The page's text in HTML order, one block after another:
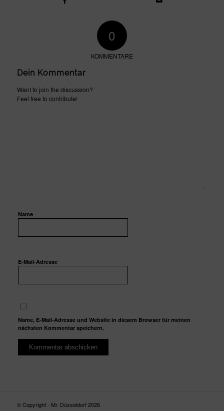
0
KOMMENTARE
Dein Kommentar
Want to join the discussion?
Feel free to contribute!
Name
E-Mail-Adresse
Name, E-Mail-Adresse und Website in diesem Browser für meinen
nächsten Kommentar speichern.
© Copyright - Mr. Düsseldorf 2026